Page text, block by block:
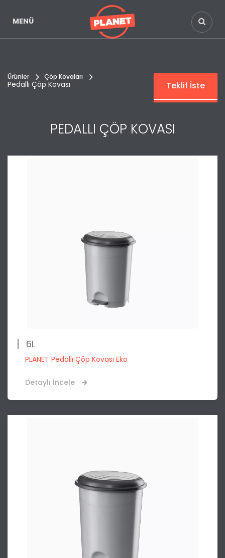
MENÜ
Ürünler Çöp Kovaları
Pedallı Çöp Kovası Teklif İste
PEDALLI ÇÖP KOVASI
6L
PLANET Pedallı Çöp Kovası Eko
Detaylı İncele